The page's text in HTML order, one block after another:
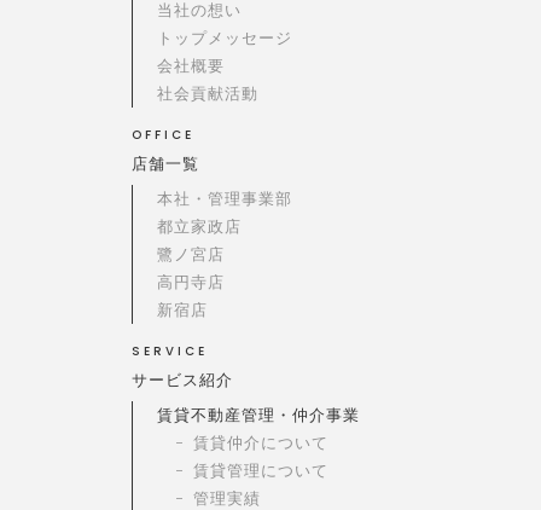
当社の想い
トップメッセージ
会社概要
社会貢献活動
OFFICE
店舗一覧
本社・管理事業部
都立家政店
鷺ノ宮店
高円寺店
新宿店
SERVICE
サービス紹介
賃貸不動産管理・仲介事業
賃貸仲介について
賃貸管理について
管理実績